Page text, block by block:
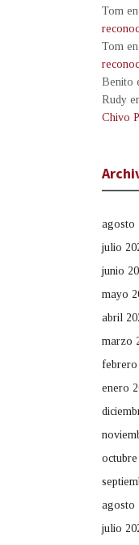
Tom en
Tom en
Benito
Rudy
Chivo
agosto
julio
junio
mayo
abril
marzo
febrero
enero
agosto
julio